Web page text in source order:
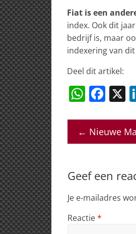
Fiat is een
index. Ook dit
bedrijf is, maar
indexering van
Deel dit artikel:
W
at
s
p
F
c
e
o
o
k
X
← Nieuwe
Geef een
Je e-mailadres
Reactie*